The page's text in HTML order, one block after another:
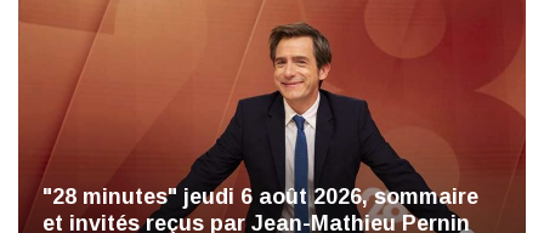
"28 minutes" jeudi 6 août 2026, sommaire
et invités reçus par Jean-Mathieu Pernin